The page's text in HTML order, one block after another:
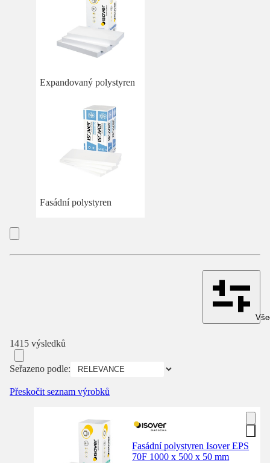
Expandovaný polystyren
Fasádní polystyren
1415 výsledků
Seřazeno podle:
Přeskočit seznam výrobků
Fasádní polystyren Isover EPS
70F 1000 x 500 x 50 mm